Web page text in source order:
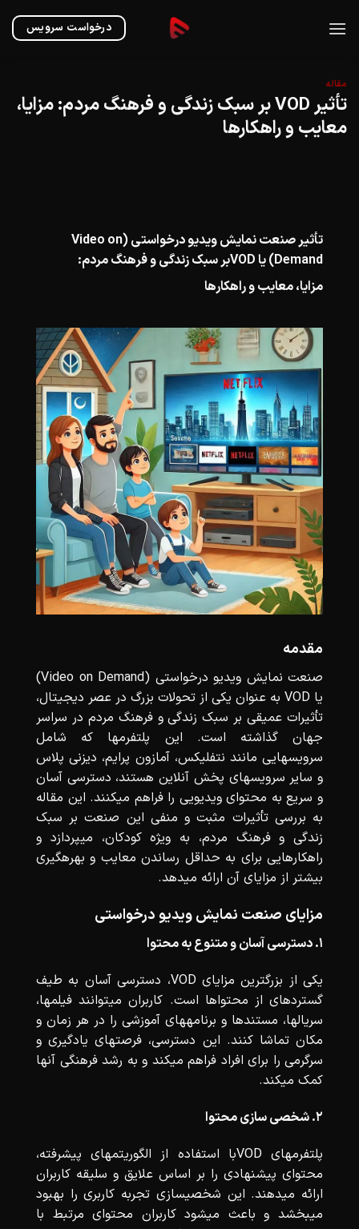
درخواست سرویس
مقاله
تأثیر VOD بر سبک زندگی و فرهنگ مردم: مزایا،
معایب و راهکارها
تأثیر صنعت نمایش ویدیو درخواستی (Video on
Demand) یا VODبر سبک زندگی و فرهنگ مردم:
مزایا، معایب و راهکارها
مقدمه
صنعت نمایش ویدیو درخواستی (Video on Demand)
یا VOD به عنوان یکی از تحولات بزرگ در عصر دیجیتال،
تأثیرات عمیقی بر سبک زندگی و فرهنگ مردم در سراسر
جهان گذاشته است. این پلتفرمها که شامل
سرویسهایی مانند نتفلیکس، آمازون پرایم، دیزنی پلاس
و سایر سرویسهای پخش آنلاین هستند، دسترسی آسان
و سریع به محتوای ویدیویی را فراهم میکنند. این مقاله
به بررسی تأثیرات مثبت و منفی این صنعت بر سبک
زندگی و فرهنگ مردم، به ویژه کودکان، میپردازد و
راهکارهایی برای به حداقل رساندن معایب و بهرهگیری
بیشتر از مزایای آن ارائه میدهد.
مزایای صنعت نمایش ویدیو درخواستی
۱. دسترسی آسان و متنوع به محتوا
یکی از بزرگترین مزایای VOD، دسترسی آسان به طیف
گستردهای از محتواها است. کاربران میتوانند فیلمها،
سریالها، مستندها و برنامههای آموزشی را در هر زمان و
مکان تماشا کنند. این دسترسی، فرصتهای یادگیری و
سرگرمی را برای افراد فراهم میکند و به رشد فرهنگی آنها
کمک میکند.
۲. شخصی سازی محتوا
پلتفرمهای VODبا استفاده از الگوریتمهای پیشرفته،
محتوای پیشنهادی را بر اساس علایق و سلیقه کاربران
ارائه میدهند. این شخصیسازی تجربه کاربری را بهبود
میبخشد و باعث میشود کاربران محتوای مرتبط با